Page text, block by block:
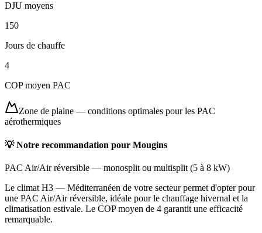
DJU moyens
150
Jours de chauffe
4
COP moyen PAC
Zone de plaine — conditions optimales pour les PAC
aérothermiques
💡 Notre recommandation pour Mougins
PAC Air/Air réversible — monosplit ou multisplit (5 à 8 kW)
Le climat H3 — Méditerranéen de votre secteur permet d'opter pour
une PAC Air/Air réversible, idéale pour le chauffage hivernal et la
climatisation estivale. Le COP moyen de 4 garantit une efficacité
remarquable.